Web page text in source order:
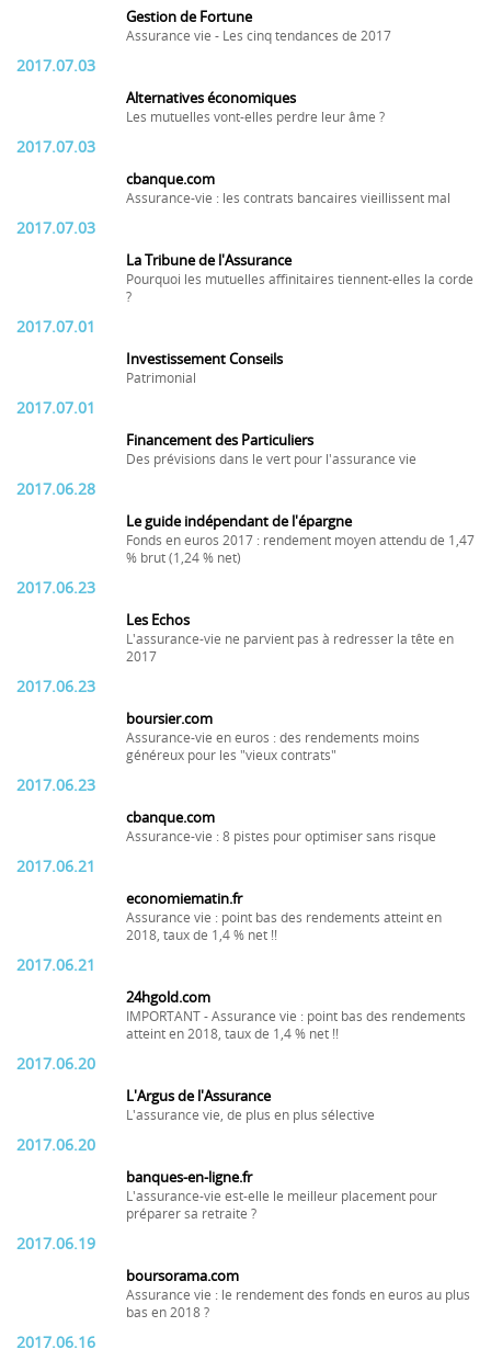
Gestion de Fortune
Assurance vie - Les cinq tendances de 2017
2017.07.03
Alternatives économiques
Les mutuelles vont-elles perdre leur âme ?
2017.07.03
cbanque.com
Assurance-vie : les contrats bancaires vieillissent mal
2017.07.03
La Tribune de l'Assurance
Pourquoi les mutuelles affinitaires tiennent-elles la corde
?
2017.07.01
Investissement Conseils
Patrimonial
2017.07.01
Financement des Particuliers
Des prévisions dans le vert pour l'assurance vie
2017.06.28
Le guide indépendant de l'épargne
Fonds en euros 2017 : rendement moyen attendu de 1,47
% brut (1,24 % net)
2017.06.23
Les Echos
L'assurance-vie ne parvient pas à redresser la tête en
2017
2017.06.23
boursier.com
Assurance-vie en euros : des rendements moins
généreux pour les "vieux contrats"
2017.06.23
cbanque.com
Assurance-vie : 8 pistes pour optimiser sans risque
2017.06.21
economiematin.fr
Assurance vie : point bas des rendements atteint en
2018, taux de 1,4 % net !!
2017.06.21
24hgold.com
IMPORTANT - Assurance vie : point bas des rendements
atteint en 2018, taux de 1,4 % net !!
2017.06.20
L'Argus de l'Assurance
L'assurance vie, de plus en plus sélective
2017.06.20
banques-en-ligne.fr
L'assurance-vie est-elle le meilleur placement pour
préparer sa retraite ?
2017.06.19
boursorama.com
Assurance vie : le rendement des fonds en euros au plus
bas en 2018 ?
2017.06.16